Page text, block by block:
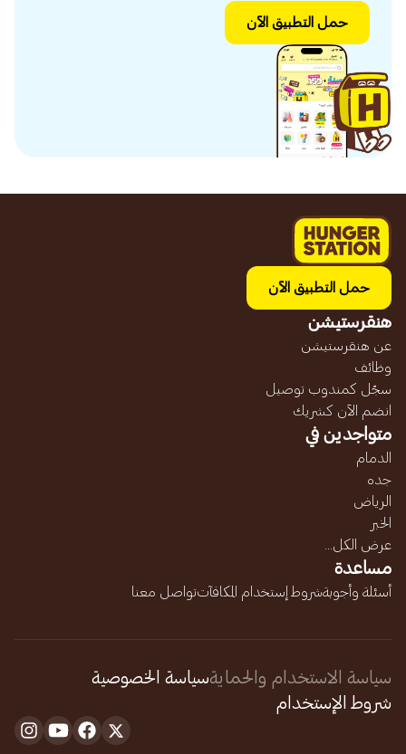
حمل التطبيق الآن
حمل التطبيق الآن
هنقرستيشن
عن هنقرستيشن
وظائف
سجّل كمندوب توصيل
انضم الآن كشريك
متواجدين في
الدمام
جده
الرياض
الخبر
عرض الكل...
مساعدة
أسئلة وأجوبةشروط إستخدام المكافآتتواصل معنا
سياسة الاستخدام والحمايةسياسة الخصوصية
شروط الإستخدام